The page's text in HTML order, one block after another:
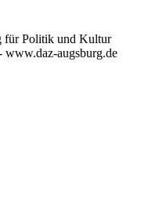
für Politik und Kultur
www.daz-augsburg.de